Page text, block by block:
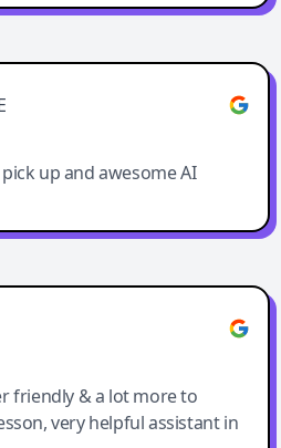
up and awesome AI
friendly & a lot more to
very helpful assistant in